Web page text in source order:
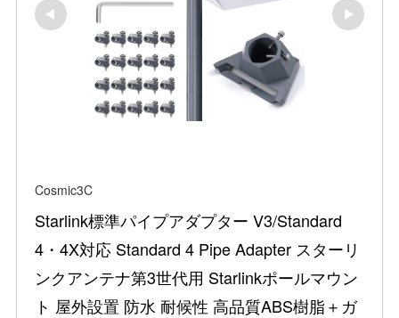
Cosmic3C
Starlink標準パイプアダプター V3/Standard
4・4X対応 Standard 4 Pipe Adapter スターリ
ンクアンテナ第3世代用 Starlinkポールマウン
ト 屋外設置 防水 耐候性 高品質ABS樹脂＋ガ